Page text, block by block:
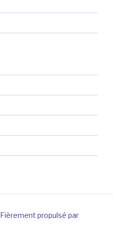
Fièrement propulsé par